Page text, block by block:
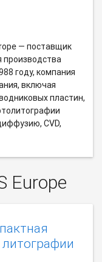
— поставщик
производства
году, компания
включая
пластин,
CVD,
Europe